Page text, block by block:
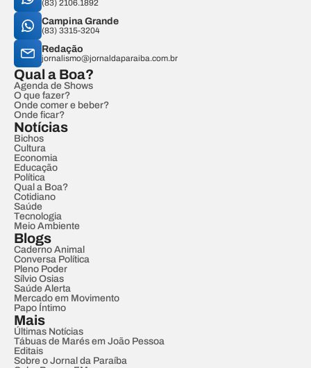
(83) 2106.1892
Campina Grande
(83) 3315-3204
Redação
jornalismo@jornaldaparaiba.com.br
Qual a Boa?
Agenda de Shows
O que fazer?
Onde comer e beber?
Onde ficar?
Notícias
Bichos
Cultura
Economia
Educação
Política
Qual a Boa?
Cotidiano
Saúde
Tecnologia
Meio Ambiente
Blogs
Caderno Animal
Conversa Política
Pleno Poder
Sílvio Osias
Saúde Alerta
Mercado em Movimento
Papo Íntimo
Mais
Últimas Notícias
Tábuas de Marés em João Pessoa
Editais
Sobre o Jornal da Paraíba